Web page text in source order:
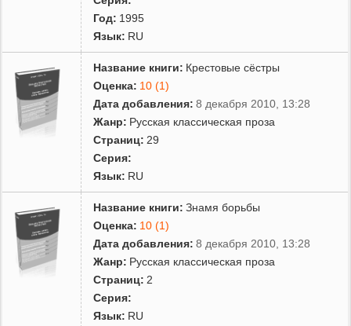
Год: 1995
Язык: RU
Название книги: Крестовые сёстры
Оценка: 10 (1)
Дата добавления: 8 декабря 2010, 13:28
Жанр: Русская классическая проза
Страниц: 29
Серия:
Язык: RU
Название книги: Знамя борьбы
Оценка: 10 (1)
Дата добавления: 8 декабря 2010, 13:28
Жанр: Русская классическая проза
Страниц: 2
Серия:
Язык: RU